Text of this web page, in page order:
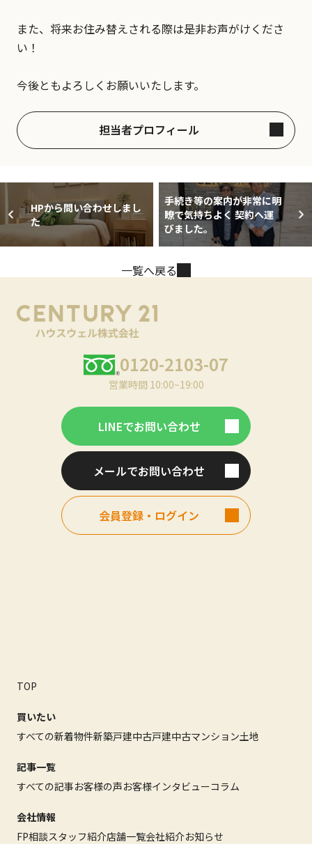
また、将来お住み替えされる際は是非お声がけくださ
い！
今後ともよろしくお願いいたします。
担当者プロフィール
HPから問い合わせしまし
た
手続き等の案内が非常に明
瞭で気持ちよく 契約へ運
びました。
一覧へ戻る
0120-2103-07
営業時間 10:00~19:00
LINEでお問い合わせ
メールでお問い合わせ
会員登録・ログイン
TOP
買いたい
すべての新着物件新築戸建中古戸建中古マンション土地
記事一覧
すべての記事お客様の声お客様インタビューコラム
会社情報
FP相談スタッフ紹介店舗一覧会社紹介お知らせ